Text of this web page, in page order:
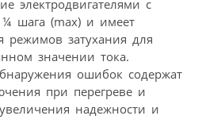
электродвигателями с
шага (max) и имеет
затухания для
значении тока.
ошибок содержат
при перегреве и
надежности и